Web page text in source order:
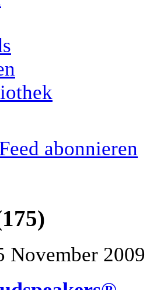
abonnieren
November